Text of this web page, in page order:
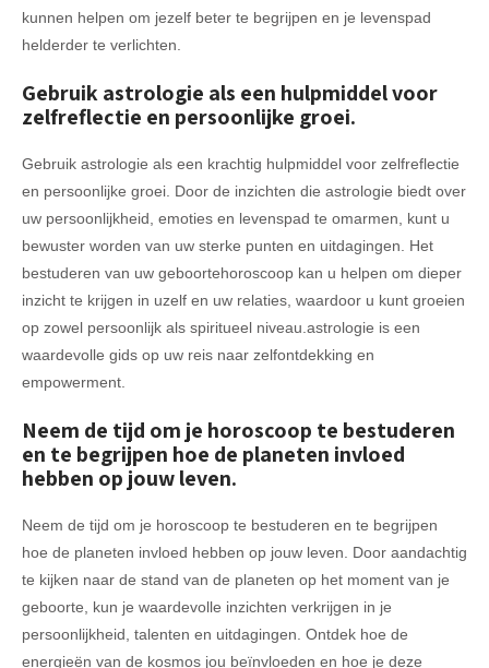
kunnen helpen om jezelf beter te begrijpen en je levenspad
helderder te verlichten.
Gebruik astrologie als een hulpmiddel voor
zelfreflectie en persoonlijke groei.
Gebruik astrologie als een krachtig hulpmiddel voor zelfreflectie
en persoonlijke groei. Door de inzichten die astrologie biedt over
uw persoonlijkheid, emoties en levenspad te omarmen, kunt u
bewuster worden van uw sterke punten en uitdagingen. Het
bestuderen van uw geboortehoroscoop kan u helpen om dieper
inzicht te krijgen in uzelf en uw relaties, waardoor u kunt groeien
op zowel persoonlijk als spiritueel niveau.astrologie is een
waardevolle gids op uw reis naar zelfontdekking en
empowerment.
Neem de tijd om je horoscoop te bestuderen
en te begrijpen hoe de planeten invloed
hebben op jouw leven.
Neem de tijd om je horoscoop te bestuderen en te begrijpen
hoe de planeten invloed hebben op jouw leven. Door aandachtig
te kijken naar de stand van de planeten op het moment van je
geboorte, kun je waardevolle inzichten verkrijgen in je
persoonlijkheid, talenten en uitdagingen. Ontdek hoe de
energieën van de kosmos jou beïnvloeden en hoe je deze